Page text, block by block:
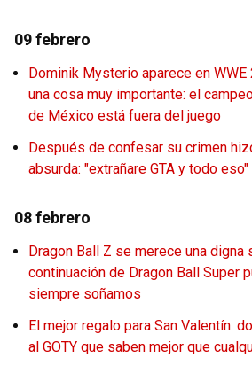
09 febrero
Dominik Mysterio aparece en
una cosa muy importante: el
de México está fuera del juego
Después de confesar su crimen
absurda: "extrañare GTA y todo eso"
08 febrero
Dragon Ball Z se merece una digna
continuación de Dragon Ball Super
siempre soñamos
El mejor regalo para San Valentín:
al GOTY que saben mejor que